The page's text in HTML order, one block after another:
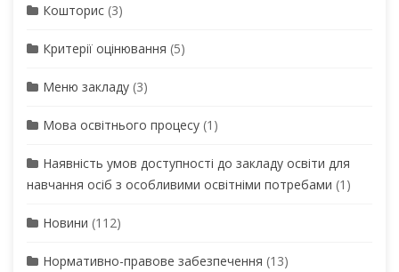
Кошторис (3)
Критерії оцінювання (5)
Меню закладу (3)
Мова освітнього процесу (1)
Наявність умов доступності до закладу освіти для
навчання осіб з особливими освітніми потребами (1)
Новини (112)
Нормативно-правове забезпечення (13)